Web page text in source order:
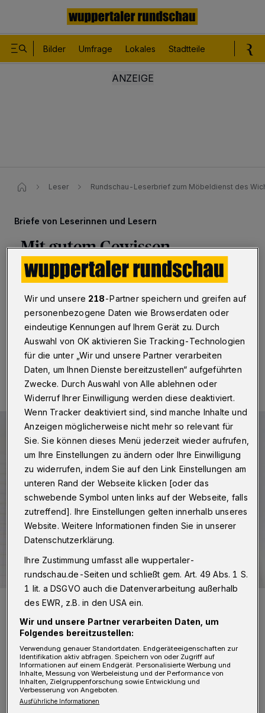
Bilder Umfrage Lokales Stadtteile
Leser Rundschau-Leserbrief zum Möbeldienst des
Briefe von Leserinnen und Lesern
„Mit gutem Gewissen
weiterempfehlen“
Wuppertal·Betr.: Möbeldienst des Wichernhauses
Wuppertal
07.07.2025 , 09:30 Uhr Eine Minute Lesezeit
Symbolbild.
K ürzlich habe ich den Möbeldienst der
Wichernhaus Wuppertal gGmbH für
Wir und unsere 218-Partner speichern und greifen auf
personenbezogene Daten wie Browserdaten oder
eindeutige Kennungen auf Ihrem Gerät zu. Durch
Auswahl von OK aktivieren Sie Tracking-Technologien
für die unter „Wir und unsere Partner verarbeiten
Daten, um Ihnen Dienste bereitzustellen“ aufgeführten
Zwecke. Durch Auswahl von Alle ablehnen oder
Widerruf Ihrer Einwilligung werden diese deaktiviert.
Wenn Tracker deaktiviert sind, sind manche Inhalte und
Anzeigen möglicherweise nicht mehr so relevant für
Sie. Sie können dieses Menü jederzeit wieder aufrufen,
um Ihre Einstellungen zu ändern oder Ihre Einwilligung
zu widerrufen, indem Sie auf den Link Einstellungen am
unteren Rand der Webseite klicken [oder das
schwebende Symbol unten links auf der Webseite, falls
zutreffend]. Ihre Einstellungen gelten innerhalb unseres
Website. Weitere Informationen finden Sie in unserer
Datenschutzerklärung.
Ihre Zustimmung umfasst alle wuppertaler-
rundschau.de-Seiten und schließt gem. Art. 49 Abs. 1 S.
1 lit. a DSGVO auch die Datenverarbeitung außerhalb
des EWR, z.B. in den USA ein.
Wir und unsere Partner verarbeiten Daten, um
Folgendes bereitzustellen:
Verwendung genauer Standortdaten. Endgeräteeigenschaften zur
Identifikation aktiv abfragen. Speichern von oder Zugriff auf
Informationen auf einem Endgerät. Personalisierte Werbung und
Inhalte, Messung von Werbeleistung und der Performance von
Inhalten, Zielgruppenforschung sowie Entwicklung und
Verbesserung von Angeboten.
Ausführliche Informationen